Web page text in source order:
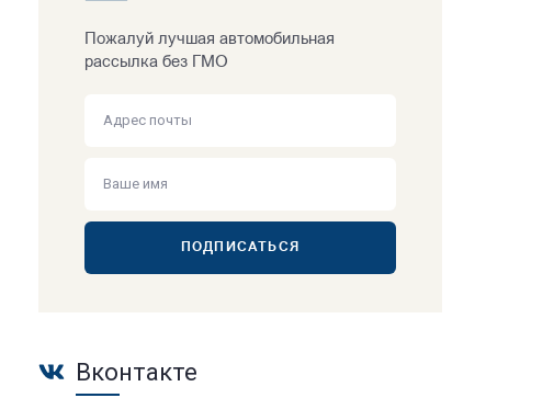
Пожалуй лучшая автомобильная
рассылка без ГМО
ПОДПИСАТЬСЯ
Вконтакте